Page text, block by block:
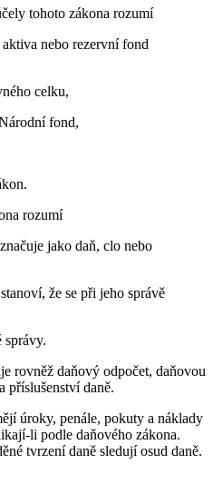
tohoto zákona rozumí
nebo rezervní fond
celku,
fond,
rozumí
jako daň, clo nebo
že se při jeho správě
správy.
rovněž daňový odpočet, daňovou
příslušenství daně.
úroky, penále, pokuty a náklady
li podle daňového zákona.
tvrzení daně sledují osud daně.